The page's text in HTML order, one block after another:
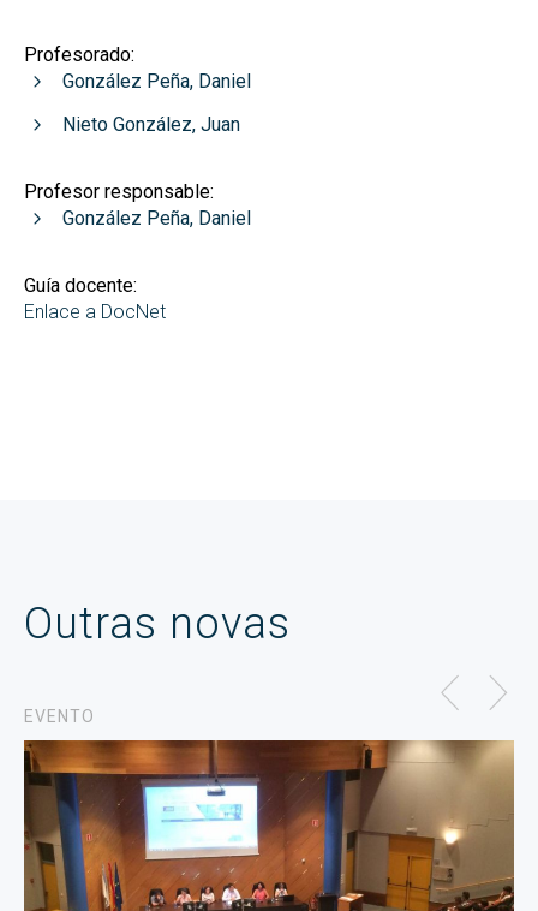
Profesorado:
González Peña, Daniel
Nieto González, Juan
Profesor responsable:
González Peña, Daniel
Guía docente:
Enlace a DocNet
Outras novas
EVENTO